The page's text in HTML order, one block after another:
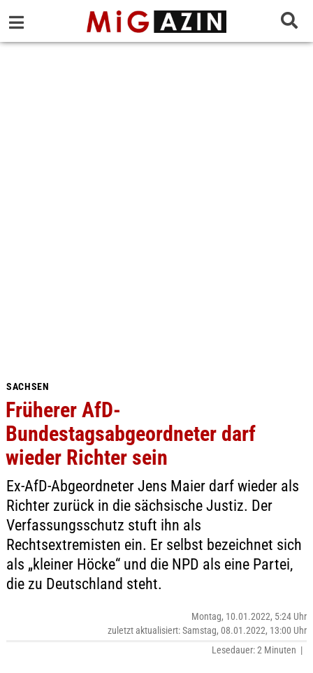
SACHSEN
Früherer AfD-
Bundestagsabgeordneter darf
wieder Richter sein
Ex-AfD-Abgeordneter Jens Maier darf wieder als
Richter zurück in die sächsische Justiz. Der
Verfassungsschutz stuft ihn als
Rechtsextremisten ein. Er selbst bezeichnet sich
als „kleiner Höcke“ und die NPD als eine Partei,
die zu Deutschland steht.
Montag, 10.01.2022, 5:24 Uhr
zuletzt aktualisiert: Samstag, 08.01.2022, 13:00 Uhr
Lesedauer: 2 Minuten |